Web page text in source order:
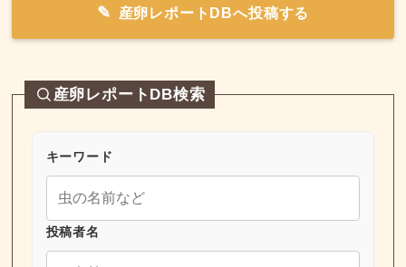
産卵レポートDBへ投稿する
産卵レポートDB検索
キーワード
投稿者名